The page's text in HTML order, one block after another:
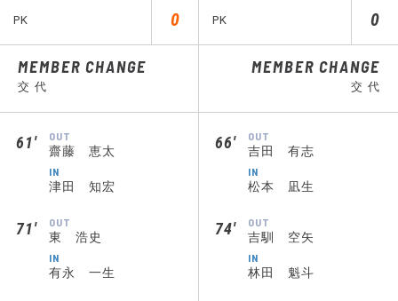
PK 0
MEMBER CHANGE
交 代
61′ OUT
齋藤 恵太
IN
津田 知宏
71′ OUT
東 浩史
IN
有永 一生
PK 0
MEMBER CHANGE
交 代
66′ OUT
吉田 有志
IN
松本 凪生
74′ OUT
吉馴 空矢
IN
林田 魁斗